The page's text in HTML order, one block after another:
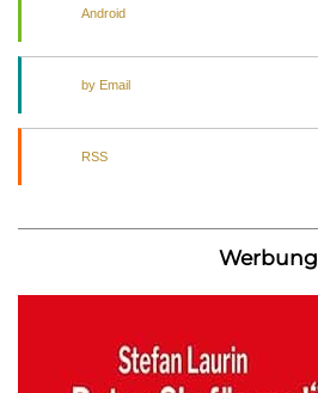
Android
by Email
RSS
Werbung